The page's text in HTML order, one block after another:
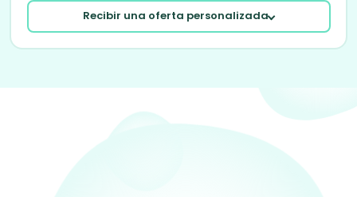
Recibir una oferta personalizada
Tu correo electrónico